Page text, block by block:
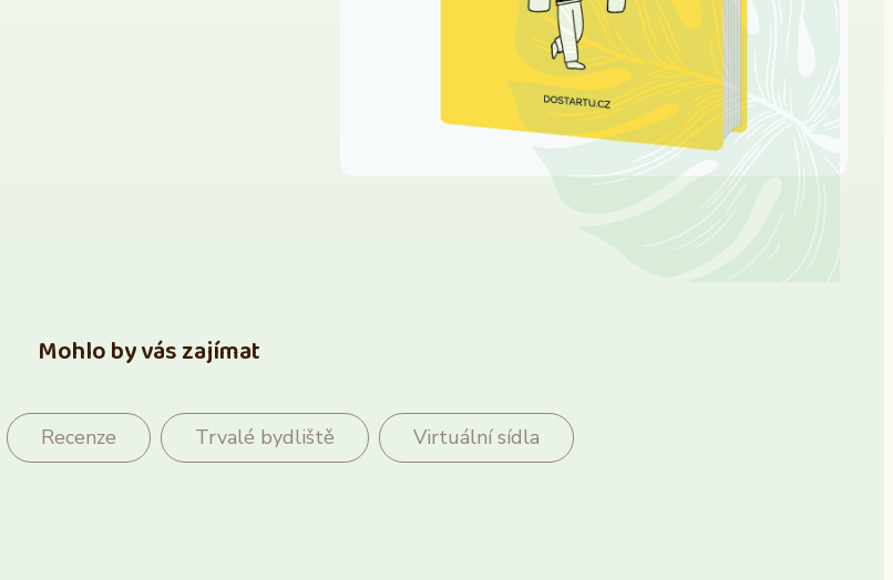
Mohlo by vás zajímat
Recenze Trvalé bydliště Virtuální sídla